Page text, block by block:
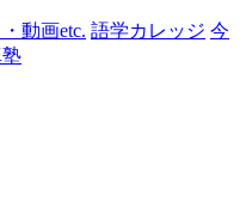
動画etc. 語学カレッジ 今